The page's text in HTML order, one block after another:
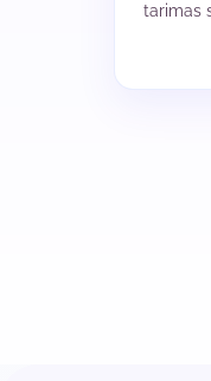
tarimas